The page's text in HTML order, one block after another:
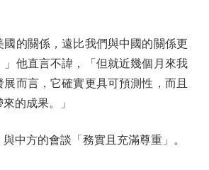
的關係，遠比我們與中國的關係更
」他直言不諱，「但就近幾個月來我
而言，它確實更具可預測性，而且
的成果。」
方的會談「務實且充滿尊重」。